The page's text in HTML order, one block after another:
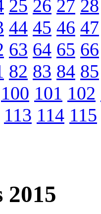
25 26 27 28
44 45 46 47
63 64 65 66
82 83 84 85
100 101 102
113 114 115
2015